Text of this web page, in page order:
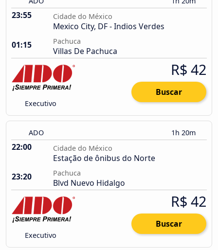
23:55 Cidade do México
Mexico City, DF - Indios Verdes
01:15
Pachuca
Villas De Pachuca
Executivo
R$ 42
Buscar
ADO 1h 20m
22:00 Cidade do México
Estação de ônibus do Norte
23:20
Pachuca
Blvd Nuevo Hidalgo
Executivo
R$ 42
Buscar